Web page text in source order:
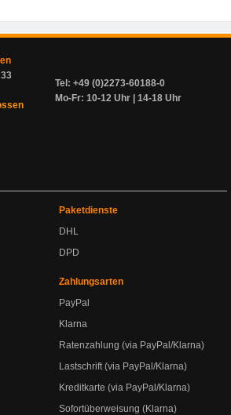
Tel: +49 (0)2273-60188-0
Mo-Fr: 10-12 Uhr | 14-18 Uhr
Paketdienste
DHL
DPD
Zahlungsarten
PayPal
Klarna
Ratenzahlung (via PayPal/Klarna)
Lastschrift (via PayPal/Klarna)
Kreditkarte (via PayPal/Klarna)
Sofortüberweisung (Klarna)